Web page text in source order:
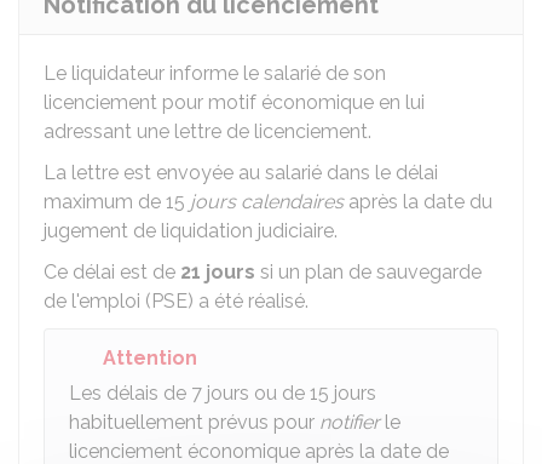
Le liquidateur informe le salarié de son
licenciement pour motif économique en lui
adressant une lettre de licenciement.
La lettre est envoyée au salarié dans le délai
maximum de 15 jours calendairesaprès la date du
jugement de liquidation judiciaire.
Ce délai est de 21 jours si un plan de sauvegarde
de l'emploi (PSE) a été réalisé.
Attention
Les délais de 7 jours ou de 15 jours
habituellement prévus pour notifierle
licenciement économique après la date de